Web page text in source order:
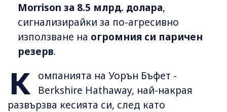
Morrison за 8.5 млрд. долара,
сигнализирайки за по-агресивно
използване на огромния си паричен
резерв.
К
омпанията на Уорън Бъфет -
Berkshire Hathaway, най-накрая
развързва кесията си, след като